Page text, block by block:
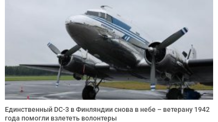
Единственный DC-3 в Финляндии снова в небе – ветерану 1942
года помогли взлететь волонтеры